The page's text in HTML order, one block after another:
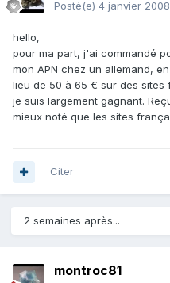
Posté(e) 4 janvier 2008
hello,
pour ma part, j'ai commandé
mon APN chez un allemand,
lieu de 50 à 65 € sur des sites
je suis largement gagnant.
mieux noté que les sites
Citer
2 semaines après...
montroc81